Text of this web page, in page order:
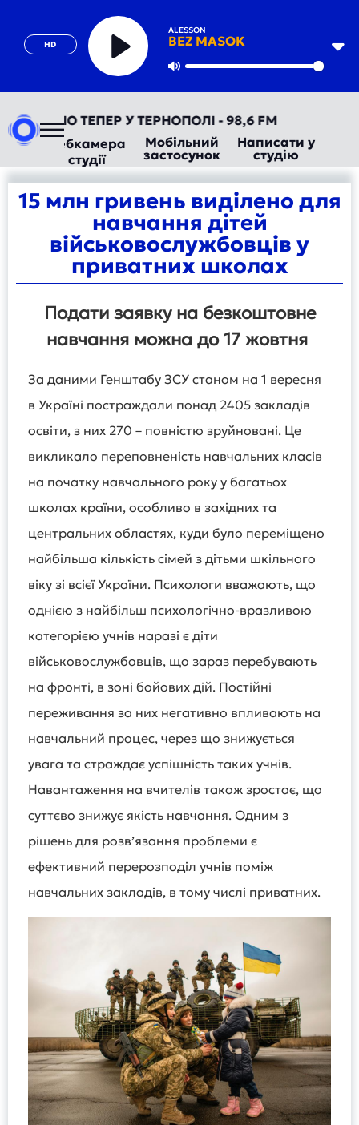
HD
ALESSON
BEZ MASOK
Play
ТЕПЕР У ТЕРНОПОЛІ - 98,6 FM
Вебкамера
студії
Мобільний
застосунок
Написати у
студію
15 млн гривень виділено для
навчання дітей
військовослужбовців у
приватних школах
Подати заявку на безкоштовне
навчання можна до 17 жовтня
За даними Генштабу ЗСУ станом на 1 вересня
в Україні постраждали понад 2405 закладів
освіти, з них 270 – повністю зруйновані. Це
викликало переповненість навчальних класів
на початку навчального року у багатьох
школах країни, особливо в західних та
центральних областях, куди було переміщено
найбільша кількість сімей з дітьми шкільного
віку зі всієї України. Психологи вважають, що
однією з найбільш психологічно-вразливою
категорією учнів наразі є діти
військовослужбовців, що зараз перебувають
на фронті, в зоні бойових дій. Постійні
переживання за них негативно впливають на
навчальний процес, через що знижується
увага та страждає успішність таких учнів.
Навантаження на вчителів також зростає, що
суттєво знижує якість навчання. Одним з
рішень для розвʼязання проблеми є
ефективний перерозподіл учнів поміж
навчальних закладів, в тому числі приватних.